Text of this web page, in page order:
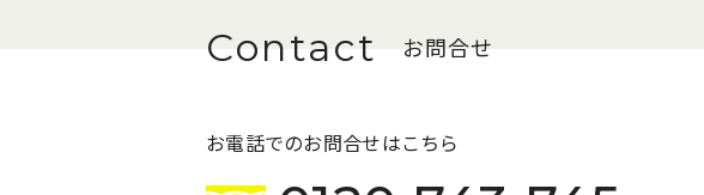
お問合せ
お電話でのお問合せはこちら